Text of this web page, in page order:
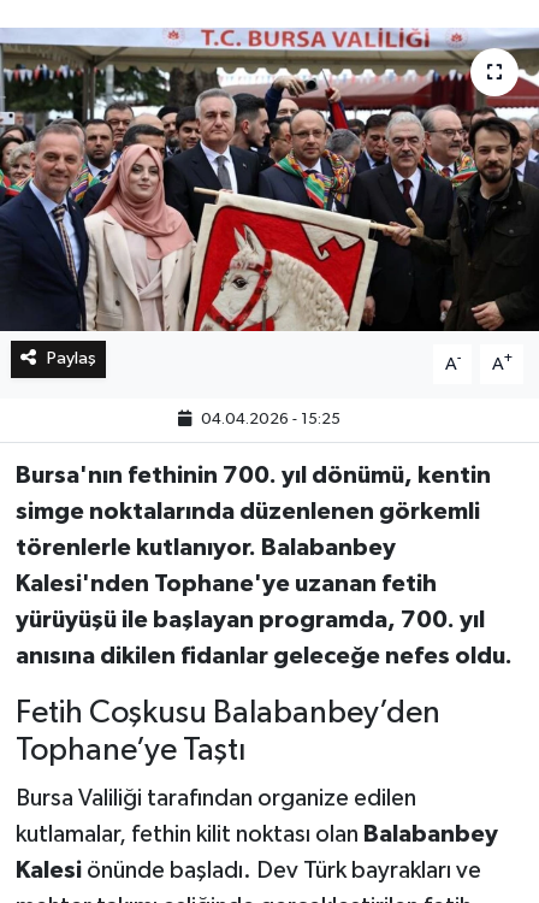
Paylaş A- A+
04.04.2026 - 15:25
Bursa'nın fethinin 700. yıl dönümü, kentin
simge noktalarında düzenlenen görkemli
törenlerle kutlanıyor. Balabanbey
Kalesi'nden Tophane'ye uzanan fetih
yürüyüşü ile başlayan programda, 700. yıl
anısına dikilen fidanlar geleceğe nefes oldu.
Fetih Coşkusu Balabanbey’den
Tophane’ye Taştı
Bursa Valiliği tarafından organize edilen
kutlamalar, fethin kilit noktası olan Balabanbey
Kalesiönünde başladı. Dev Türk bayrakları ve
Genel
Bilim, Teknoloji